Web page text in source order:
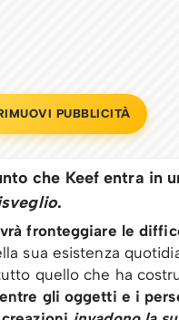
PUBBLICITÀ
che Keef entra in
.
fronteggiare le
sua esistenza
quello che ha
gli oggetti e i